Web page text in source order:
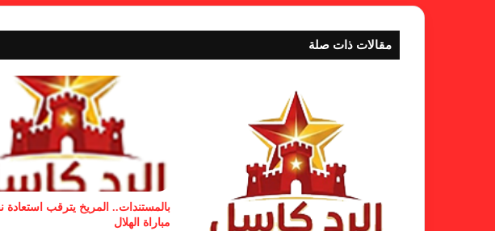
مقالات ذات صلة
بالمستندات.. المريخ يترقب استعادة
مباراة الهلال